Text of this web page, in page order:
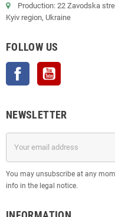
Production: 22 Zavodska
Kyiv region, Ukraine
FOLLOW US
Facebook
NEWSLETTER
You may unsubscribe at any
info in the legal notice.